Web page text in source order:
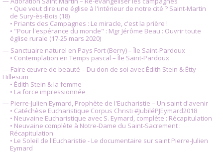
• Que veut dire une église à l'intérieur de notre cité ? Saint-Martin
de Sury-ès-Bois (18)
• Priants des Campagnes : Le miracle, c'est la prière !
• "Pour l'espérance du monde" : Mgr Jérôme Beau : Ouvrir toute
église rurale (17-25 mars 2020)
— Sanctuaire naturel en Pays Fort (Berry) – Île Saint-Pardoux
• Contemplation en Temps pascal – Île Saint-Pardoux
— Faire œuvre de beauté – Du don de soi avec Édith Stein & Étty
Hillesum
• Édith Stein & la femme
• La force impressionnée
— Pierre-Julien Eymard, Prophète de l'Eucharistie – Un saint d'avenir
• Catéchèse Eucharistique Corpus Christi #JubiléPJEymard2018
• Neuvaine Eucharistique avec S. Eymard, complète : Récapitulation
• Neuvaine complète à Notre-Dame du Saint-Sacrement :
Récapitulation
• Le Soleil de l'Eucharistie - Le documentaire sur saint Pierre-Julien
Eymard